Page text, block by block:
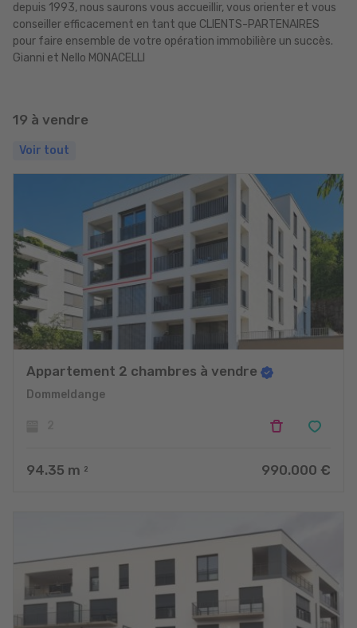
depuis 1993, nous saurons vous accueillir, vous orienter et vous
conseiller efficacement en tant que CLIENTS-PARTENAIRES
pour faire ensemble de votre opération immobilière un succès.
Gianni et Nello MONACELLI
19 à vendre
Voir tout
Appartement 2 chambres à vendre
Dommeldange
94.35 m 2 990.000 €